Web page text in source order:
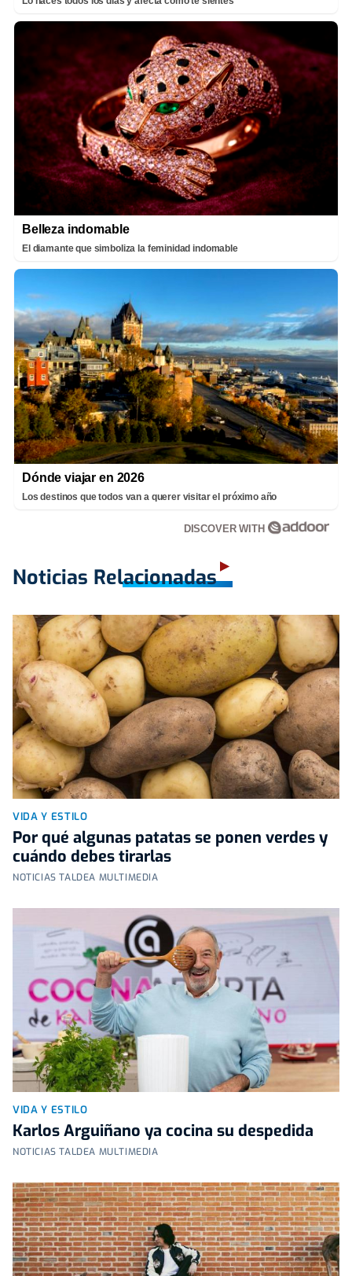
Belleza indomable
El diamante que simboliza la feminidad indomable
Dónde viajar en 2026
Los destinos que todos van a querer visitar el próximo año
DISCOVER WITH
Noticias Relacionadas
VIDA Y ESTILO
Por qué algunas patatas se ponen verdes y
cuándo debes tirarlas
NOTICIAS TALDEA MULTIMEDIA
VIDA Y ESTILO
Karlos Arguiñano ya cocina su despedida
NOTICIAS TALDEA MULTIMEDIA